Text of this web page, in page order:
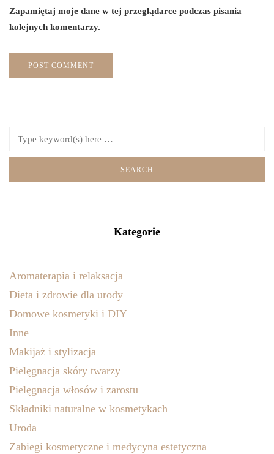
Zapamiętaj moje dane w tej przeglądarce podczas pisania
kolejnych komentarzy.
Kategorie
Aromaterapia i relaksacja
Dieta i zdrowie dla urody
Domowe kosmetyki i DIY
Inne
Makijaż i stylizacja
Pielęgnacja skóry twarzy
Pielęgnacja włosów i zarostu
Składniki naturalne w kosmetykach
Uroda
Zabiegi kosmetyczne i medycyna estetyczna